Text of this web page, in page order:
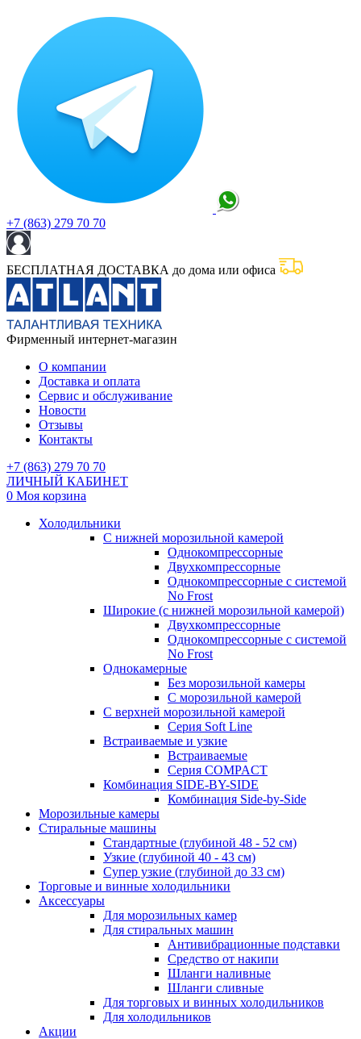
+7 (863) 279 70 70
БЕСПЛАТНАЯ ДОСТАВКА до дома или офиса
Фирменный интернет-магазин
О компании
Доставка и оплата
Сервис и обслуживание
Новости
Отзывы
Контакты
+7 (863) 279 70 70
ЛИЧНЫЙ КАБИНЕТ
0 Моя корзина
Холодильники
С нижней морозильной камерой
Однокомпрессорные
Двухкомпрессорные
Однокомпрессорные с системой
No Frost
Широкие (с нижней морозильной камерой)
Двухкомпрессорные
Однокомпрессорные с системой
No Frost
Однокамерные
Без морозильной камеры
С морозильной камерой
С верхней морозильной камерой
Серия Soft Line
Встраиваемые и узкие
Встраиваемые
Серия СOMPACT
Комбинация SIDE-BY-SIDE
Комбинация Side-by-Side
Морозильные камеры
Стиральные машины
Стандартные (глубиной 48 - 52 см)
Узкие (глубиной 40 - 43 см)
Супер узкие (глубиной до 33 см)
Торговые и винные холодильники
Аксессуары
Для морозильных камер
Для стиральных машин
Антивибрационные подставки
Средство от накипи
Шланги наливные
Шланги сливные
Для торговых и винных холодильников
Для холодильников
Акции